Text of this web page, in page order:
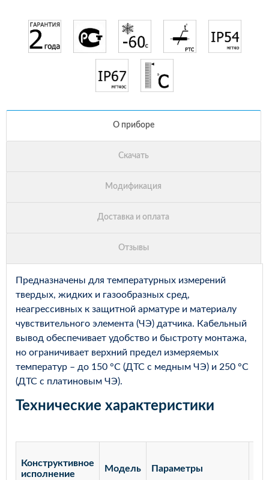
Предназначены для температурных измерений
твердых, жидких и газообразных сред,
неагрессивных к защитной арматуре и материалу
чувствительного элемента (ЧЭ) датчика. Кабельный
вывод обеспечивает удобство и быстроту монтажа,
но ограничивает верхний предел измеряемых
температур – до 150 °С (ДТС с медным ЧЭ) и 250 °С
(ДТС с платиновым ЧЭ).
Технические характеристики
Конструктивное
исполнение
Модель Параметры